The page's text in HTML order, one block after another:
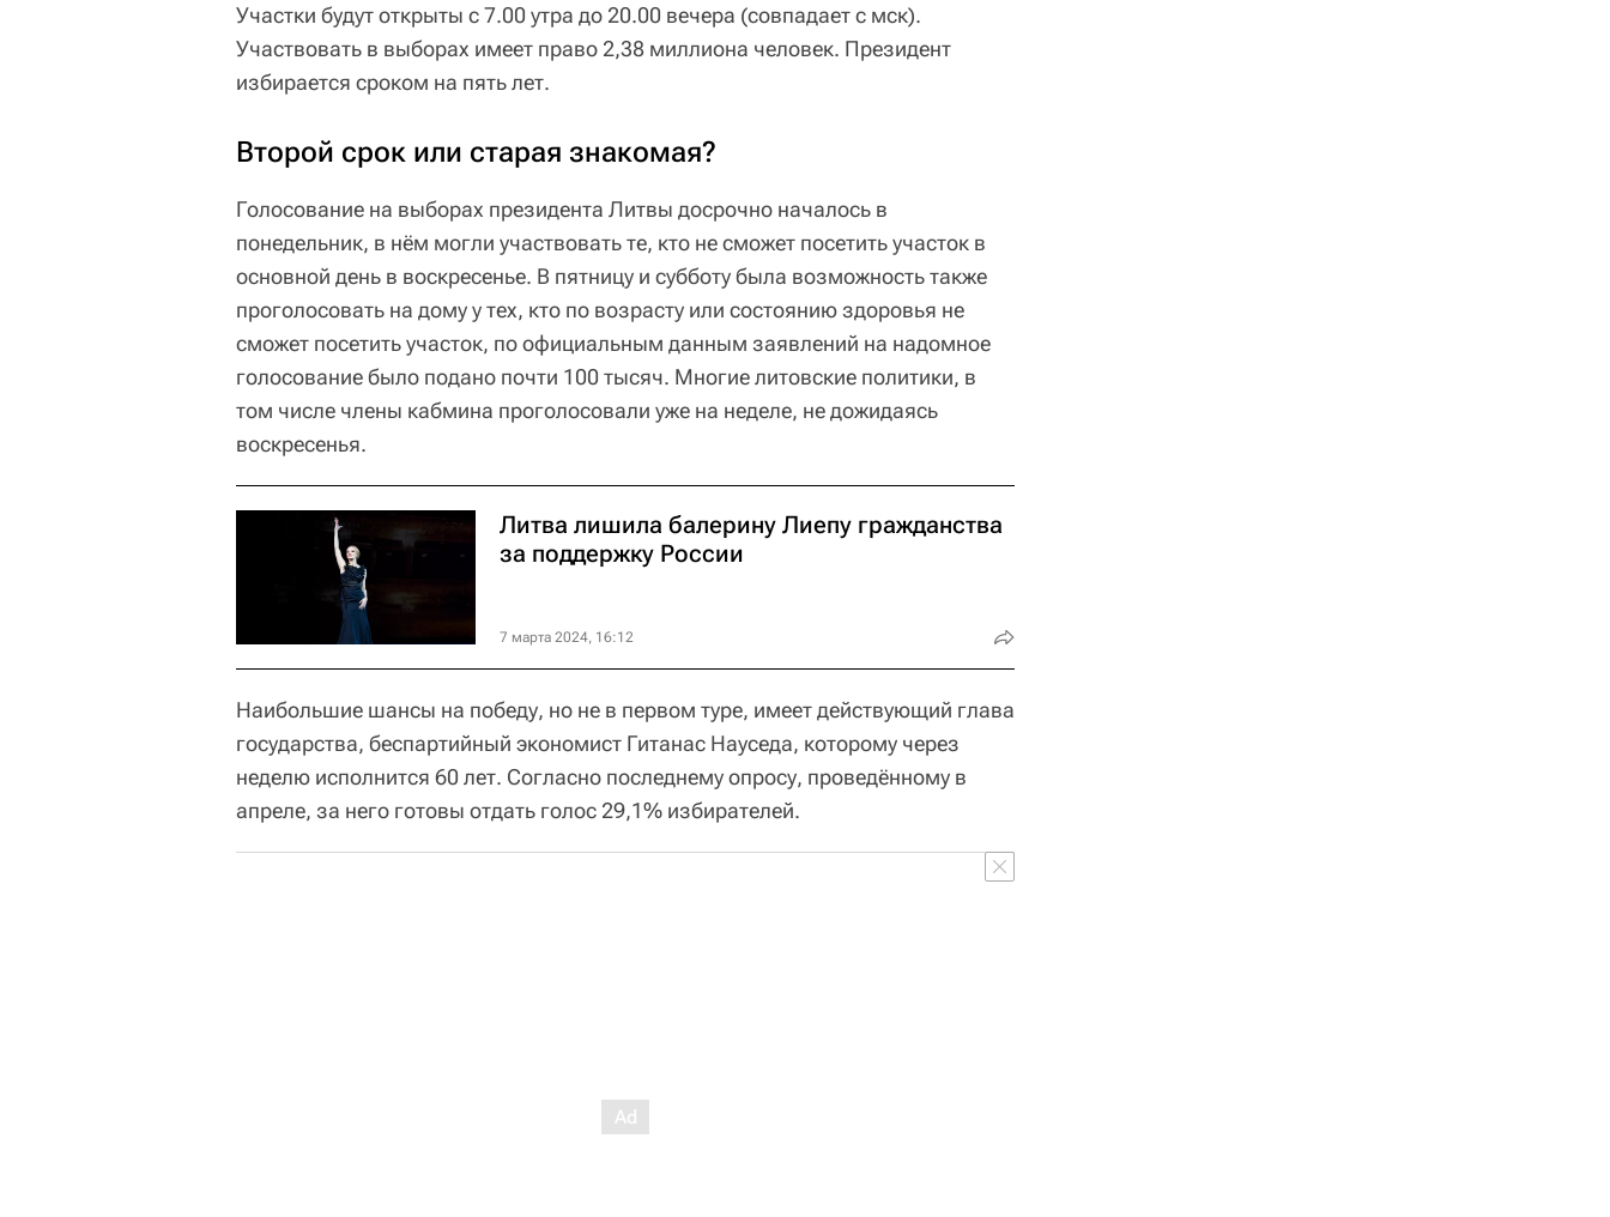
Участки будут открыты с 7.00 утра до 20.00 вечера (совпадает с мск).
Участвовать в выборах имеет право 2,38 миллиона человек. Президент
избирается сроком на пять лет.
Второй срок или старая знакомая?
Голосование на выборах президента Литвы досрочно началось в
понедельник, в нём могли участвовать те, кто не сможет посетить участок в
основной день в воскресенье. В пятницу и субботу была возможность также
проголосовать на дому у тех, кто по возрасту или состоянию здоровья не
сможет посетить участок, по официальным данным заявлений на надомное
голосование было подано почти 100 тысяч. Многие литовские политики, в
том числе члены кабмина проголосовали уже на неделе, не дожидаясь
воскресенья.
Литва лишила балерину Лиепу гражданства
за поддержку России
7 марта 2024, 16:12
Наибольшие шансы на победу, но не в первом туре, имеет действующий глава
государства, беспартийный экономист Гитанас Науседа, которому через
неделю исполнится 60 лет. Согласно последнему опросу, проведённому в
апреле, за него готовы отдать голос 29,1% избирателей.